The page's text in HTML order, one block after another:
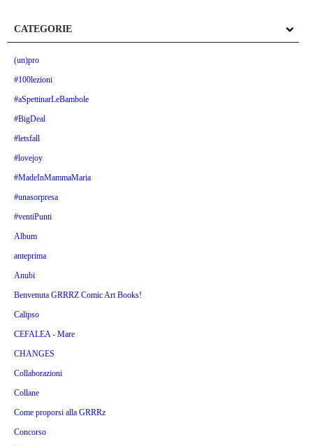
CATEGORIE
(un)pro
#100lezioni
#aSpettinarLeBambole
#BigDeal
#letsfall
#lovejoy
#MadeInMammaMaria
#unasorpresa
#ventiPunti
Album
anteprima
Anubi
Benvenuta GRRRZ Comic Art Books!
Calipso
CEFALEA - Mare
CHANGES
Collaborazioni
Collane
Come proporsi alla GRRRz
Concorso